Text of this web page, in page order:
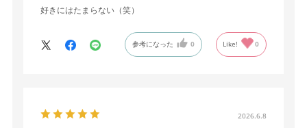
好きにはたまらない（笑）
参考になった 0 Like! 0
2026.6.8